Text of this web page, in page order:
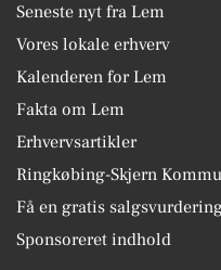
Seneste nyt fra Lem
Vores lokale erhverv
Kalenderen for Lem
Fakta om Lem
Erhvervsartikler
Ringkøbing-Skjern
Få en gratis
Sponsoreret indhold